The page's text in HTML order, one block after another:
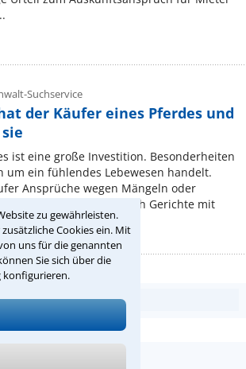
zu gewährleisten.
Cookies ein. Mit
uns für die genannten
Sie sich über die
konfigurieren.
Suchservice
der Käufer eines Pferdes und
ist eine große Investition. Besonderheiten
um ein fühlendes Lebewesen handelt.
Ansprüche wegen Mängeln oder
wieder befassen sich Gerichte mit